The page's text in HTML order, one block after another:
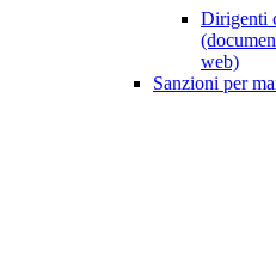
Dirigenti
web)
Sanzioni per